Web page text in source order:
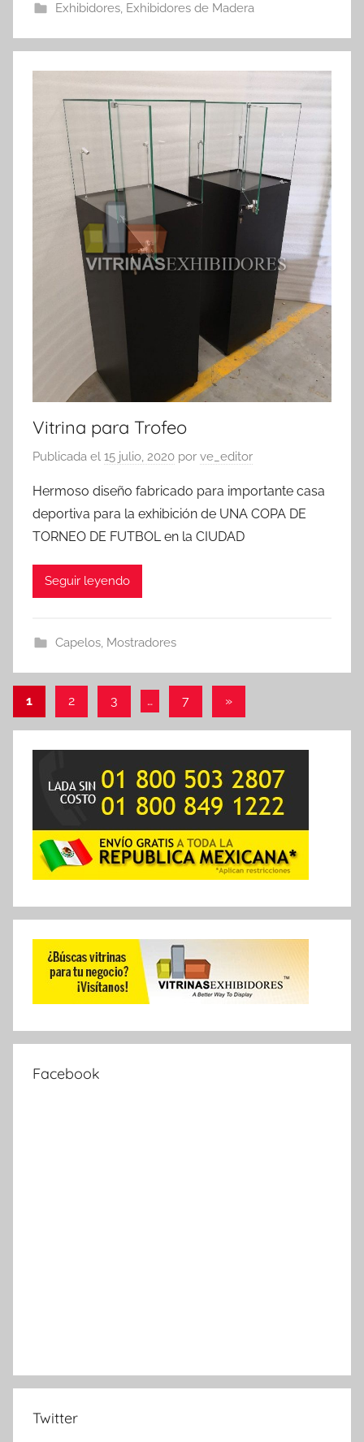
Exhibidores, Exhibidores de Madera
Vitrina para Trofeo
Publicada el 15 julio, 2020 por ve_editor
Hermoso diseño fabricado para importante casa
deportiva para la exhibición de UNA COPA DE
TORNEO DE FUTBOL en la CIUDAD
Seguir leyendo
Capelos, Mostradores
Paginación
de
entradas
1 2 3 … 7
Entradas
»
Facebook
Twitter